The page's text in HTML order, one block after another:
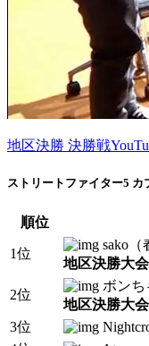
地区決勝 決勝戦
ストリートファイター5
順位
1位
sako（
地区決勝大
2位
ボンち
地区決勝大
3位